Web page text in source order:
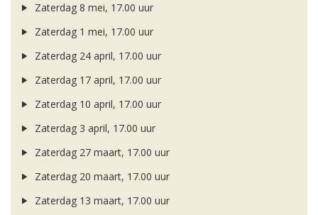
Zaterdag 8 mei, 17.00 uur
Zaterdag 1 mei, 17.00 uur
Zaterdag 24 april, 17.00 uur
Zaterdag 17 april, 17.00 uur
Zaterdag 10 april, 17.00 uur
Zaterdag 3 april, 17.00 uur
Zaterdag 27 maart, 17.00 uur
Zaterdag 20 maart, 17.00 uur
Zaterdag 13 maart, 17.00 uur